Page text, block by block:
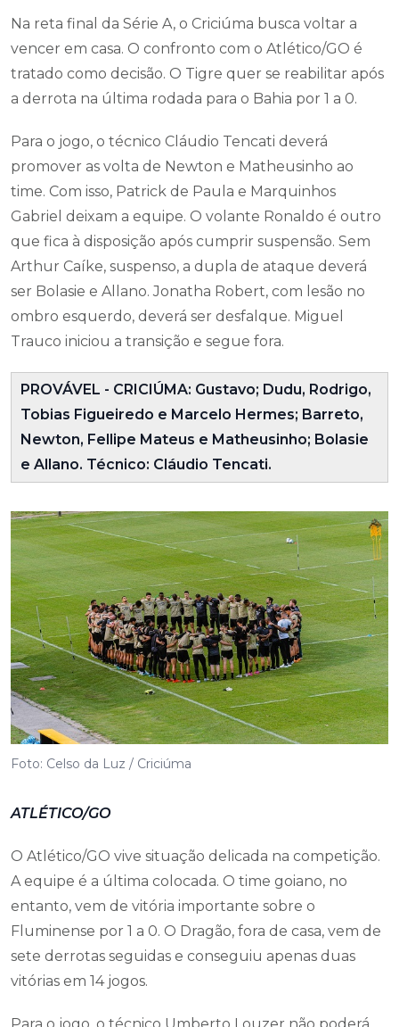
Na reta final da Série A, o Criciúma busca voltar a
vencer em casa. O confronto com o Atlético/GO é
tratado como decisão. O Tigre quer se reabilitar após
a derrota na última rodada para o Bahia por 1 a 0.
Para o jogo, o técnico Cláudio Tencati deverá
promover as volta de Newton e Matheusinho ao
time. Com isso, Patrick de Paula e Marquinhos
Gabriel deixam a equipe. O volante Ronaldo é outro
que fica à disposição após cumprir suspensão. Sem
Arthur Caíke, suspenso, a dupla de ataque deverá
ser Bolasie e Allano. Jonatha Robert, com lesão no
ombro esquerdo, deverá ser desfalque. Miguel
Trauco iniciou a transição e segue fora.
PROVÁVEL - CRICIÚMA: Gustavo; Dudu, Rodrigo,
Tobias Figueiredo e Marcelo Hermes; Barreto,
Newton, Fellipe Mateus e Matheusinho; Bolasie
e Allano. Técnico: Cláudio Tencati.
Foto: Celso da Luz / Criciúma
ATLÉTICO/GO
O Atlético/GO vive situação delicada na competição.
A equipe é a última colocada. O time goiano, no
entanto, vem de vitória importante sobre o
Fluminense por 1 a 0. O Dragão, fora de casa, vem de
sete derrotas seguidas e conseguiu apenas duas
vitórias em 14 jogos.